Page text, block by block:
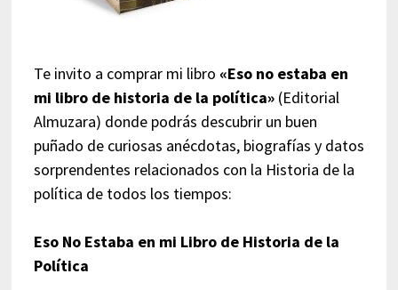
Te invito a comprar mi libro «Eso no estaba en
mi libro de historia de la política»(Editorial
Almuzara) donde podrás descubrir un buen
puñado de curiosas anécdotas, biografías y datos
sorprendentes relacionados con la Historia de la
política de todos los tiempos:
Eso No Estaba en mi Libro de Historia de la
Política